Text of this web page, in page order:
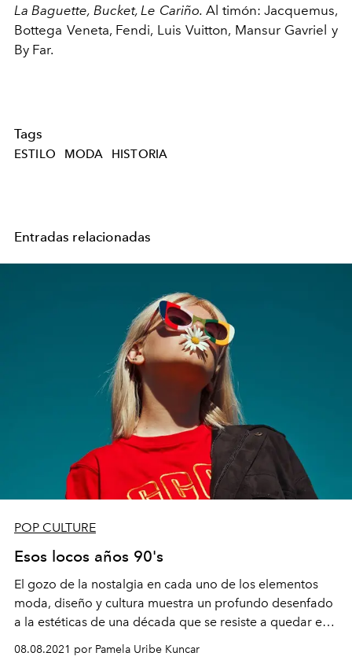
La Baguette, Bucket, Le Cariño. Al timón: Jacquemus,
Bottega Veneta, Fendi, Luis Vuitton, Mansur Gavriel y
By Far.
Tags
ESTILO MODA HISTORIA
Entradas relacionadas
POP CULTURE
Esos locos años 90's
El gozo de la nostalgia en cada uno de los elementos
moda, diseño y cultura muestra un profundo desenfado
a la estéticas de una década que se resiste a quedar en
08.08.2021 por Pamela Uribe Kuncar